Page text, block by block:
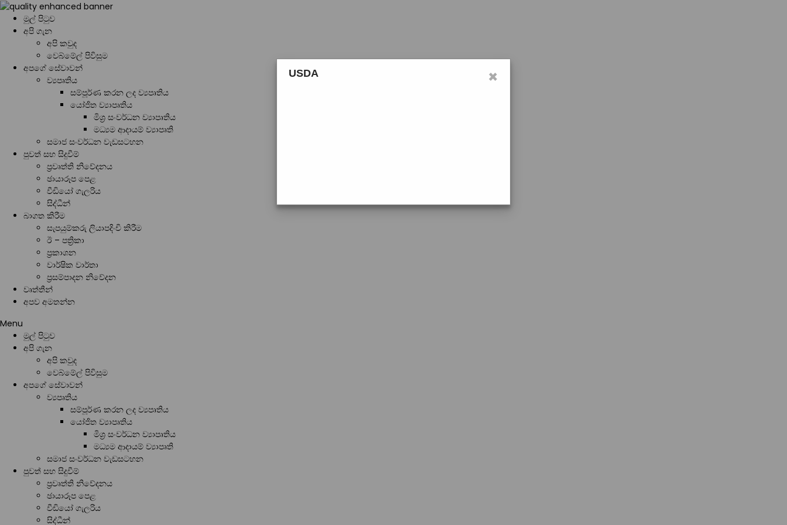
මුල් පිටුව
අපි ගැන
අපි කවුද
වෙබ්මේල් පිවිසුම
අපගේ සේවාවන්
ව්‍යපෘතිය
සම්පූර්ණ කරන ලද ව්‍යපෘතිය
යෝජිත ව්‍යාපෘතිය
මිශ්‍ර සංවර්ධන ව්‍යාපෘතිය
මධ්‍යම ආදායම් ව්‍යාපෘති
සමාජ සංවර්ධන වැඩසටහන
පුවත් සහ සිදුවීම්
ප්‍රවෘත්ති නිවේදනය
ඡායාරූප පෙළ
වීඩියෝ ගැලරිය
සිද්ධීන්
බාගත කිරීම
සැපයුම්කරු ලියාපදිංචි කිරීම
ඊ – පත්‍රිකා
ප්‍රකාශන
වාර්ෂික වාර්තා
ප්‍රසම්පාදන නිවේදන
වෘත්තීන්
අපව අමතන්න
Menu
මුල් පිටුව
අපි ගැන
අපි කවුද
වෙබ්මේල් පිවිසුම
අපගේ සේවාවන්
ව්‍යපෘතිය
සම්පූර්ණ කරන ලද ව්‍යපෘතිය
යෝජිත ව්‍යාපෘතිය
මිශ්‍ර සංවර්ධන ව්‍යාපෘතිය
මධ්‍යම ආදායම් ව්‍යාපෘති
සමාජ සංවර්ධන වැඩසටහන
පුවත් සහ සිදුවීම්
ප්‍රවෘත්ති නිවේදනය
ඡායාරූප පෙළ
වීඩියෝ ගැලරිය
සිද්ධීන්
×
USDA